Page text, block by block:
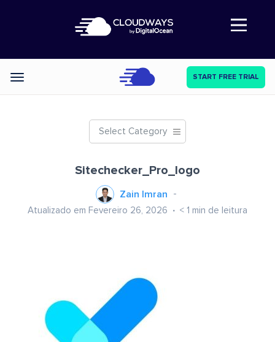
Abre a navegação
Categories START FREE TRIAL
Select Category
Sitechecker_Pro_logo
Zain Imran
Atualizado em Fevereiro 26, 2026 < 1 min de leitura